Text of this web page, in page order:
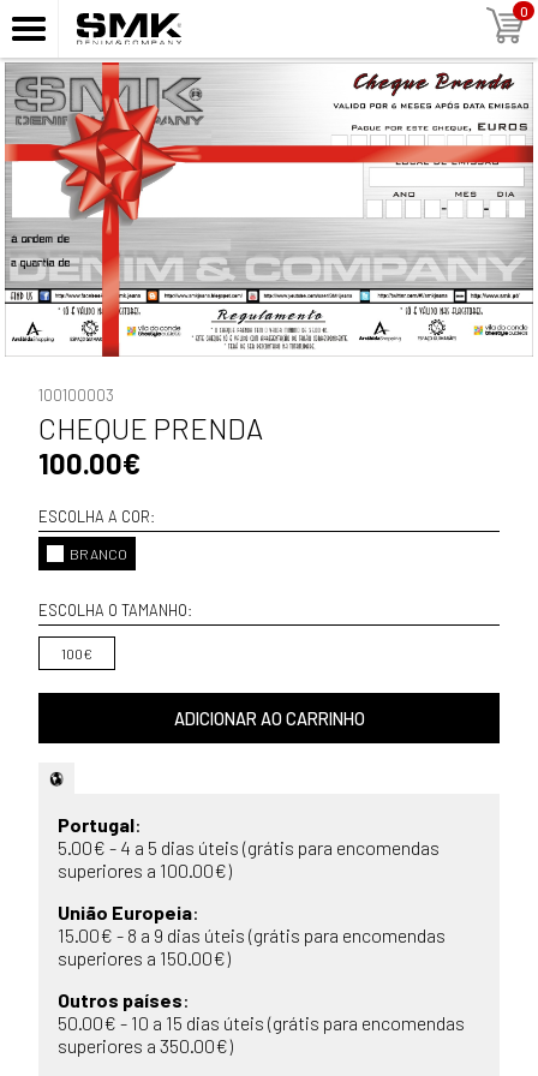
0
100100003
CHEQUE PRENDA
100.00€
ESCOLHA A COR:
BRANCO
ESCOLHA O TAMANHO:
100€
ADICIONAR AO CARRINHO
Portugal:
5.00€ - 4 a 5 dias úteis (grátis para encomendas
superiores a 100.00€)
União Europeia:
15.00€ - 8 a 9 dias úteis (grátis para encomendas
superiores a 150.00€)
Outros países:
50.00€ - 10 a 15 dias úteis (grátis para encomendas
superiores a 350.00€)